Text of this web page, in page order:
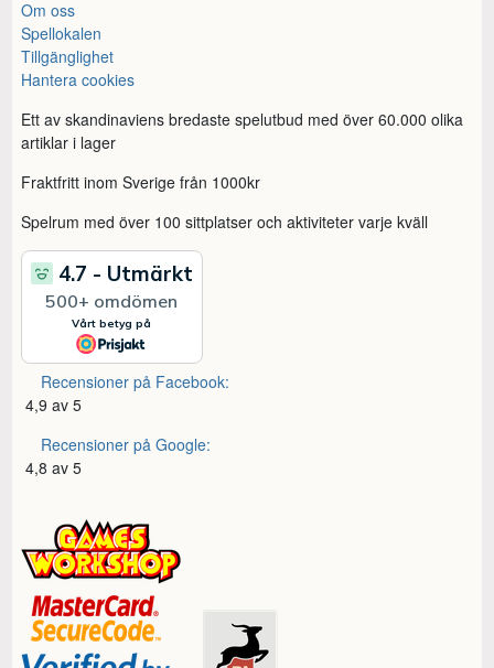
Om oss
Spellokalen
Tillgänglighet
Hantera cookies
Ett av skandinaviens bredaste spelutbud med över 60.000 olika
artiklar i lager
Fraktfritt inom Sverige från 1000kr
Spelrum med över 100 sittplatser och aktiviteter varje kväll
Recensioner på Facebook:
4,9 av 5
Recensioner på Google:
4,8 av 5